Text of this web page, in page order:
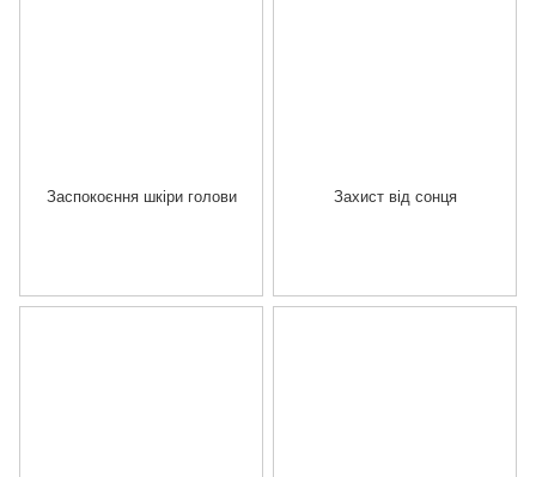
Заспокоєння шкіри голови Захист від сонця